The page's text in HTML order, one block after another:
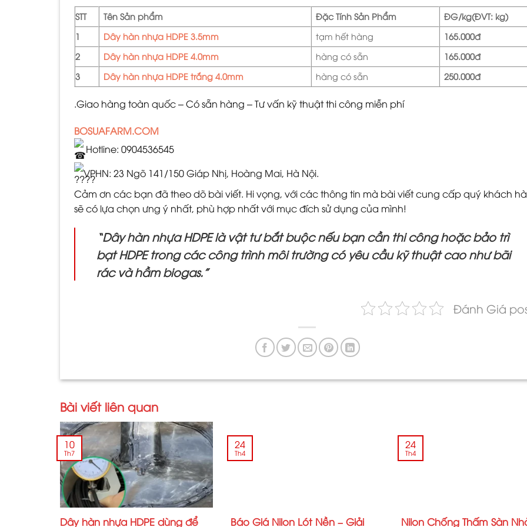
STT Tên Sản phẩm Đặc Tính Sản Phẩm ĐG/kg(ĐVT: kg)
1
Dây hàn nhựa HDPE 3.5mm tạm hết hàng
165.000đ
2
Dây hàn nhựa HDPE 4.0mm hàng có sẵn
165.000đ
3
Dây hàn nhựa HDPE trắng 4.0mm hàng có sẵn 250.000đ
.Giao hàng toàn quốc – Có sẵn hàng – Tư vấn kỹ thuật thi công miễn phí
BOSUAFARM.COM
Hotline: 0904536545
VPHN: 23 Ngõ 141/150 Giáp Nhị, Hoàng Mai, Hà Nội.
Cảm ơn các bạn đã theo dõ bài viết. Hi vọng, với các thông tin mà bài viết cung cấp quý khách
sẽ có lựa chọn ưng ý nhất, phù hợp nhất với mục đích sử dụng của mình!
“Dây hàn nhựa HDPE là vật tư bắt buộc nếu bạn cần thi công hoặc bảo trì
bạt HDPE trong các công trình môi trường có yêu cầu kỹ thuật cao như bãi
rác và hầm biogas.”
Đánh Giá
Bài viết liên quan
Dây hàn nhựa HDPE dùng để
10
Th7
Báo Giá Nilon Lót Nền – Giải
24
Th4
Nilon Chống Thấm Sàn
24
Th4